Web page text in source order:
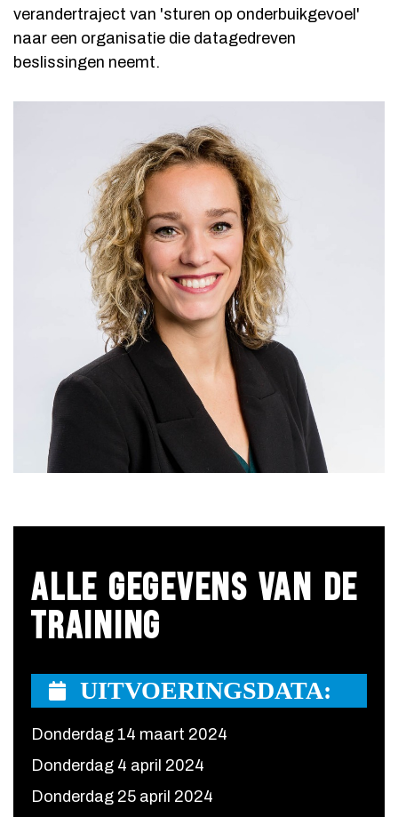
verandertraject van 'sturen op onderbuikgevoel'
naar een organisatie die datagedreven
beslissingen neemt.
ALLE GEGEVENS VAN DE
TRAINING
UITVOERINGSDATA:
Donderdag 14 maart 2024
Donderdag 4 april 2024
Donderdag 25 april 2024